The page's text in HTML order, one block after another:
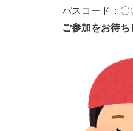
パスコード：〇
ご参加をお待ち